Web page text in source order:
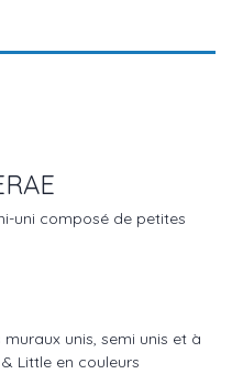
uni composé de petites
unis, semi unis et à
Little en couleurs